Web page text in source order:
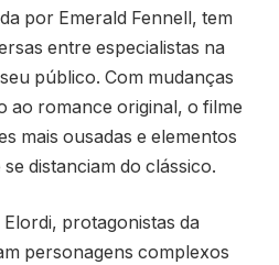
por Emerald Fennell, tem
entre especialistas na
público. Com mudanças
ao romance original, o filme
mais ousadas e elementos
distanciam do clássico.
protagonistas da
personagens complexos